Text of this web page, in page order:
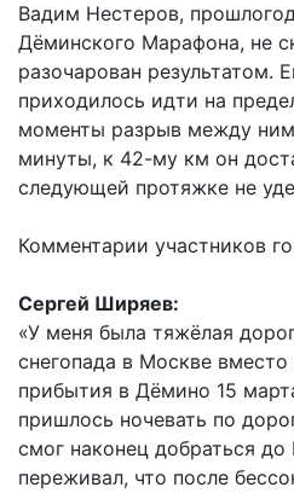
Вадим Нестеров,
Дёминского Марафона, не
разочарован результатом.
приходилось идти на
моменты разрыв между
минуты, к 42-му км он
следующей протяжке не
Комментарии участников
Сергей Ширяев:
«У меня была тяжёлая
снегопада в Москве вместо
прибытия в Дёмино 15
пришлось ночевать по
смог наконец добраться
переживал, что после